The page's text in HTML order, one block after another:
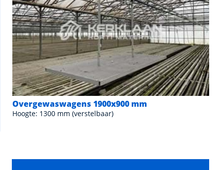
Overgewaswagens 1900x900 mm
Hoogte: 1300 mm (verstelbaar)